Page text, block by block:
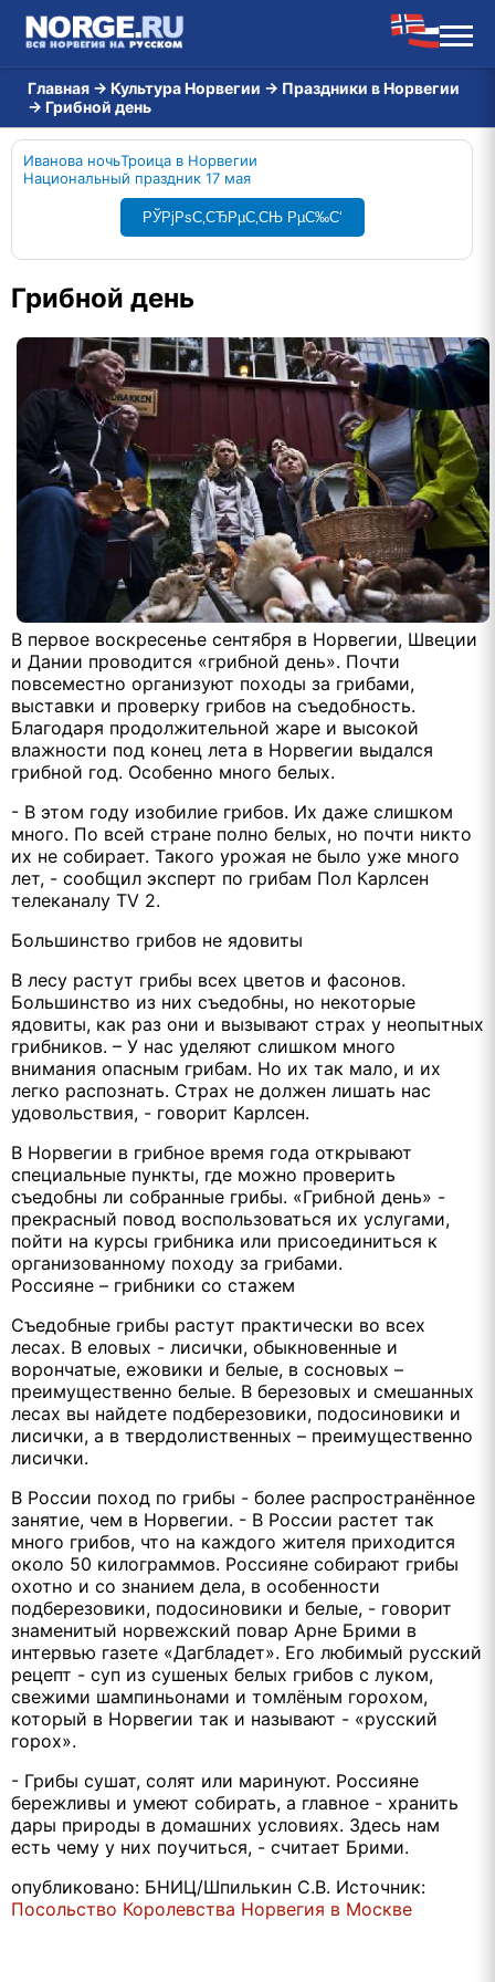
Главная → Культура Норвегии → Праздники в Норвегии
→ Грибной день
Иванова ночьТроица в Норвегии
Национальный праздник 17 мая
РЎРјРѕС‚СЂРµС‚СЊ РµС‰С‘
Грибной день
В первое воскресенье сентября в Норвегии, Швеции
и Дании проводится «грибной день». Почти
повсеместно организуют походы за грибами,
выставки и проверку грибов на съедобность.
Благодаря продолжительной жаре и высокой
влажности под конец лета в Норвегии выдался
грибной год. Особенно много белых.
- В этом году изобилие грибов. Их даже слишком
много. По всей стране полно белых, но почти никто
их не собирает. Такого урожая не было уже много
лет, - сообщил эксперт по грибам Пол Карлсен
телеканалу TV 2.
Большинство грибов не ядовиты
В лесу растут грибы всех цветов и фасонов.
Большинство из них съедобны, но некоторые
ядовиты, как раз они и вызывают страх у неопытных
грибников. – У нас уделяют слишком много
внимания опасным грибам. Но их так мало, и их
легко распознать. Страх не должен лишать нас
удовольствия, - говорит Карлсен.
В Норвегии в грибное время года открывают
специальные пункты, где можно проверить
съедобны ли собранные грибы. «Грибной день» -
прекрасный повод воспользоваться их услугами,
пойти на курсы грибника или присоединиться к
организованному походу за грибами.
Россияне – грибники со стажем
Съедобные грибы растут практически во всех
лесах. В еловых - лисички, обыкновенные и
ворончатые, ежовики и белые, в сосновых –
преимущественно белые. В березовых и смешанных
лесах вы найдете подберезовики, подосиновики и
лисички, а в твердолиственных – преимущественно
лисички.
В России поход по грибы - более распространённое
занятие, чем в Норвегии. - В России растет так
много грибов, что на каждого жителя приходится
около 50 килограммов. Россияне собирают грибы
охотно и со знанием дела, в особенности
подберезовики, подосиновики и белые, - говорит
знаменитый норвежский повар Арне Брими в
интервью газете «Дагбладет». Его любимый русский
рецепт - суп из сушеных белых грибов с луком,
свежими шампиньонами и томлёным горохом,
который в Норвегии так и называют - «русский
горох».
- Грибы сушат, солят или маринуют. Россияне
бережливы и умеют собирать, а главное - хранить
дары природы в домашних условиях. Здесь нам
есть чему у них поучиться, - считает Брими.
опубликовано: БНИЦ/Шпилькин С.В. Источник:
Посольство Королевства Норвегия в Москве